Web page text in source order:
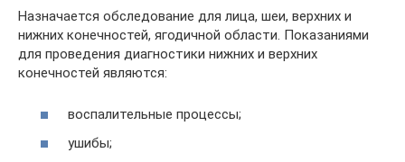
Назначается обследование для лица, шеи, верхних и
нижних конечностей, ягодичной области. Показаниями
для проведения диагностики нижних и верхних
конечностей являются:
воспалительные процессы;
ушибы;